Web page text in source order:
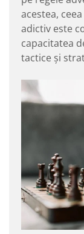
acestea,
adictiv este
capacitatea
tactice și